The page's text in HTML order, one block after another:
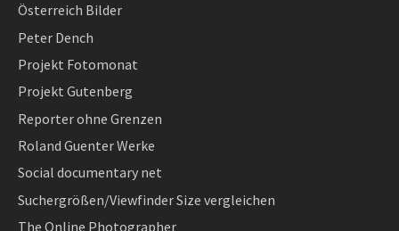
Österreich Bilder
Peter Dench
Projekt Fotomonat
Projekt Gutenberg
Reporter ohne Grenzen
Roland Guenter Werke
Social documentary net
Suchergrößen/Viewfinder Size vergleichen
The Online Photographer